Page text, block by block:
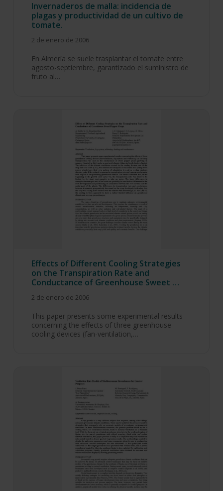
Invernaderos de malla: incidencia de
plagas y productividad de un cultivo de
tomate.
2 de enero de 2006
En Almería se suele trasplantar el tomate entre
agosto-septiembre, garantizado el suministro de
fruto al…
Effects of Different Cooling Strategies
on the Transpiration Rate and
Conductance of Greenhouse Sweet …
2 de enero de 2006
This paper presents some experimental results
concerning the effects of three greenhouse
cooling devices (fan-ventilation,…